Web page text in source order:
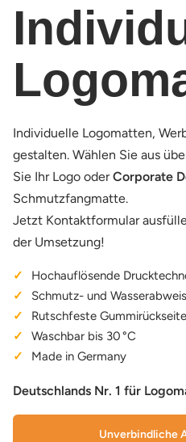
Individuelle Logomatten,
gestalten. Wählen Sie aus
Sie Ihr Logo oderCorporate
Schmutzfangmatte.
Jetzt Kontaktformular
der Umsetzung!
✓
Hochauflösende
✓
Schmutz- und
✓
Rutschfeste Gummirückseite
✓
Waschbar bis 30 °C
✓
Made in Germany
Deutschlands Nr. 1 für
Unverbindliche